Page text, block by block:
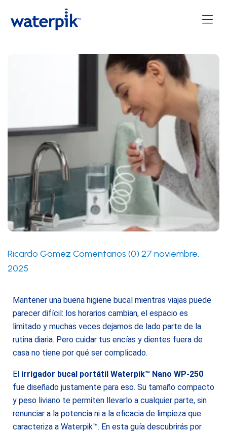
Ricardo Gomez Comentarios (0) 27 noviembre,
2025
Mantener una buena higiene bucal mientras viajas puede
parecer difícil: los horarios cambian, el espacio es
limitado y muchas veces dejamos de lado parte de la
rutina diaria. Pero cuidar tus encías y dientes fuera de
casa no tiene por qué ser complicado.
El irrigador bucal portátil Waterpik™ Nano WP-250
fue diseñado justamente para eso. Su tamaño compacto
y peso liviano te permiten llevarlo a cualquier parte, sin
renunciar a la potencia ni a la eficacia de limpieza que
caracteriza a Waterpik™. En esta guía descubrirás por